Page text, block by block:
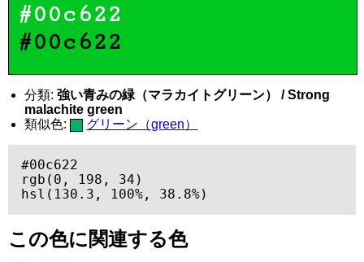
#00c622
#00c622
分類: 強い青みの緑（マラカイトグリーン） / Strong
malachite green
類似色:
グリーン（green）
#00c622
rgb(0, 198, 34)
hsl(130.3, 100%, 38.8%)
この色に関連する色